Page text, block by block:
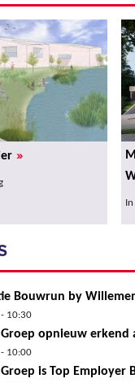
»
Bouwrun by
10:30
opnieuw erkend
10:00
is Top Employer